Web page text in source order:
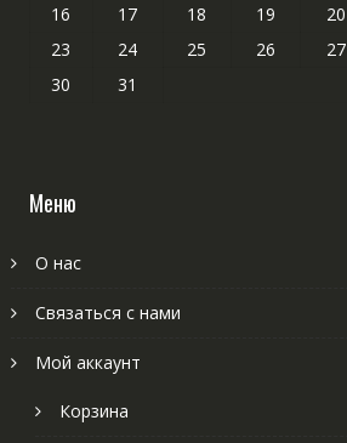
16
17 18 19 20
23
24 25 26 27
30
31
Меню
О нас
Связаться с нами
Мой аккаунт
Корзина